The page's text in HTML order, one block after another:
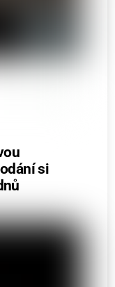
si